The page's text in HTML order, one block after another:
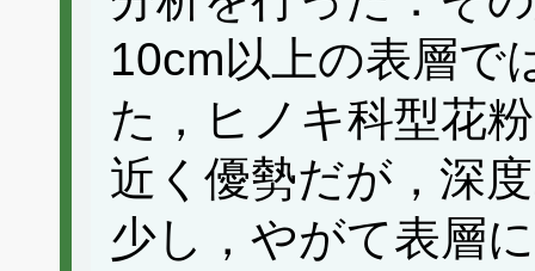
10cm以上の表層で
た，ヒノキ科型花
近く優勢だが，深
少し，やがて表層